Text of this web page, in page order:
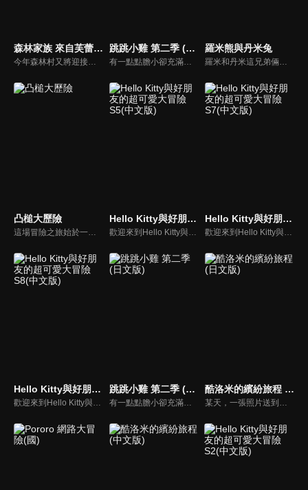
森林家族 來自芙蕾雅的禮物(國) 跳跳小雞 第二季 (中文版)
有一點點膽小卻充滿好奇心的"帶骨雞"，和總是用小跳步靠過來的舞蹈老師"小跳步青蛙老師"，以及其他具有獨特個性的夥伴們跳舞大活耀！在家裡和各種地方以「身體動了，心也舞動了起來♪」為主題。
羅米熊與丹米兔
羅米和丹米這兄弟倆是形影不離的好夥伴。可是事情並不是從一開始就這樣的……星際探險家丹米的飛船某次偶然墜落在羅米的蜜罐房子上，不但把房子砸壞了，還強行霸佔了羅米的房間，他們從第一次見面就不能容忍對方。但是經過一系列的事情，兩人最終解開分歧，接受對方的不同，而成為最好的朋友。
凸槌大歷險
這場冒險之旅始於一隻粗心的送子鳥，不小心把寶寶送到錯的人家。他把熊貓家跟熊家的地址搞混了！而這隻凡事追求正確的熊，決定要規劃一場冒險，把熊貓寶寶送回父母身邊。漫長的旅行路上，他們遇見愛講話的鵜鶘、膽小的野狼以及生性浪漫的老虎，通過許多危險和難關，最後成功把熊貓寶寶送回父母身邊！
Hello Kitty與好朋友的超可愛大冒險S5(中文版)
歡迎來到Hello Kitty與好朋友的超可愛大冒險!與Hello Kitty, 大眼蛙, 酷企鵝, 美樂蒂, 布丁狗還有酷洛米, 準備和朋友們一起經歷有趣的冒險吧!
Hello Kitty與好朋友的超可愛大冒險S7(中文版)
歡迎來到Hello Kitty與好朋友的超可愛大冒險! 與Hello Kitty, 大眼蛙, 酷企鵝, 美樂蒂, 布丁狗還有酷洛米, 準備和朋友們一起經歷有趣的冒險吧!
Hello Kitty與好朋友的超可愛大冒險S8(中文版)
歡迎來到Hello Kitty與好朋友的超可愛大冒險! 與Hello Kitty, 大眼蛙, 酷企鵝, 美樂蒂, 布丁狗還有酷洛米, 準備和朋友們一起經歷有趣的冒險吧!
跳跳小雞 第二季 (日文版)
有一點點膽小卻充滿好奇心的"帶骨雞"，和總是用小跳步靠過來的舞蹈老師"小跳步青蛙老師"，以及其他具有獨特個性的夥伴們跳舞大活耀！在家裡和各種地方以「身體動了，心也舞動了起來♪」為主題。
酷洛米的繽紛旅程 (日文版)
某天，一張照片送到了酷洛米的手機中。照片中的人是酷洛米失蹤的姊姊——洛米娜。「我想去找姊姊！」酷洛米究竟能不能順利見到洛米娜呢？